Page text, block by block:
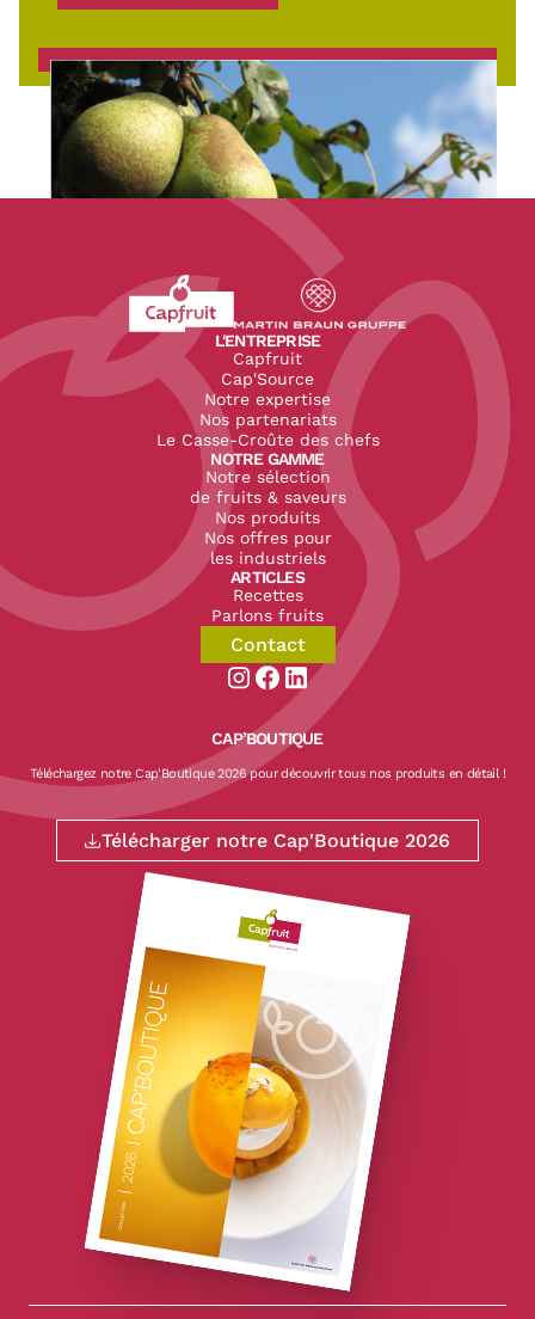
Revenir à l'accueil du site CapFruit.com
Voir le site du groupe
L'ENTREPRISE
Capfruit
Cap'Source
Notre expertise
Nos partenariats
Le Casse-Croûte des chefs
NOTRE GAMME
Notre sélection
de fruits & saveurs
Nos produits
Nos offres pour
les industriels
ARTICLES
Recettes
Parlons fruits
Contact
Aller sur la page instagram de
Aller sur la page facebook de
Aller sur la page linkedin de
CAP’BOUTIQUE
Téléchargez notre Cap'Boutique 2026 pour découvrir tous nos produits en détail !
Télécharger notre Cap'Boutique 2026